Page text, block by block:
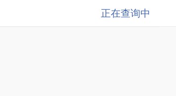
正在查询中